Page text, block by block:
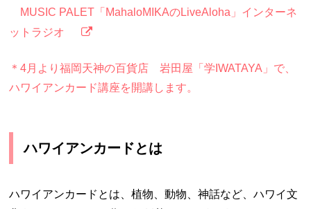
MUSIC PALET「MahaloMIKAのLiveAloha」インターネ
ットラジオ
＊4月より福岡天神の百貨店 岩田屋「学IWATAYA」で、
ハワイアンカード講座を開講します。
ハワイアンカードとは
ハワイアンカードとは、植物、動物、神話など、ハワイ文